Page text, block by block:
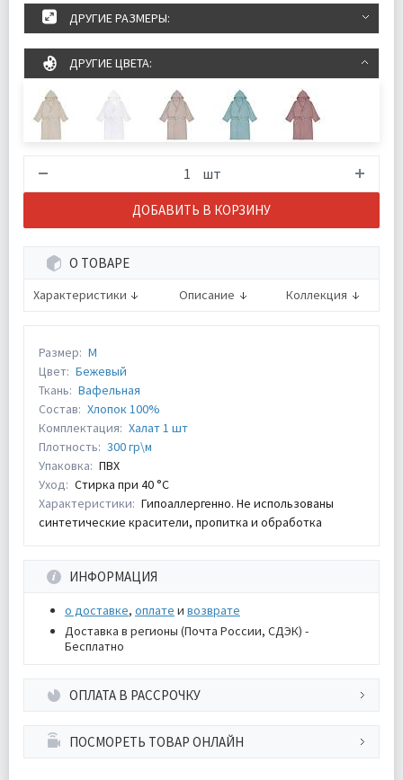
ДРУГИЕ РАЗМЕРЫ:
ДРУГИЕ ЦВЕТА:
шт
ДОБАВИТЬ В КОРЗИНУ
О ТОВАРЕ
Характеристики Описание Коллекция
Размер: M
Цвет: Бежевый
Ткань: Вафельная
Состав: Хлопок 100%
Комплектация: Халат 1 шт
Плотность: 300 гр\м
Упаковка: ПВХ
Уход: Стирка при 40 °С
Характеристики: Гипоаллергенно. Не использованы
синтетические красители, пропитка и обработка
ИНФОРМАЦИЯ
о доставке, оплате и возврате
Доставка в регионы (Почта России, СДЭК) -
Бесплатно
ОПЛАТА В РАССРОЧКУ
ПОСМОРЕТЬ ТОВАР ОНЛАЙН